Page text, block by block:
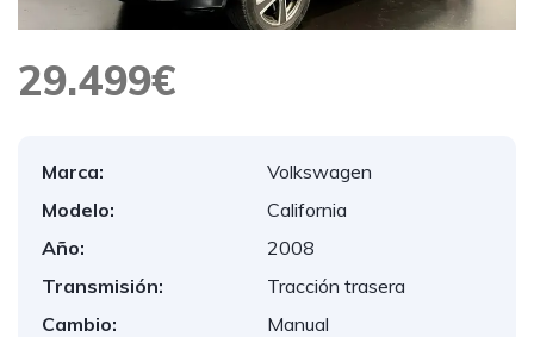
29.499€
Marca:
Volkswagen
Modelo:
California
Año:
2008
Transmisión:
Tracción trasera
Cambio:
Manual